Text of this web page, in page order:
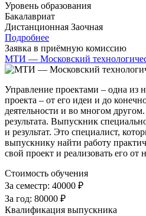
Уровень образования
Бакалавриат
Дистанционная Заочная
Подробнее
Заявка в приёмную комиссию
МТИ — Московский
Управление проектами – одна из
проекта – от его идеи и до
деятельности и во многом
результата. Выпускник
и результат. Это специалист,
выпускнику найти работу
свой проект и реализовать его от
Стоимость обучения
За семестр: 40000 ₽
За год: 80000 ₽
Квалификация выпускника